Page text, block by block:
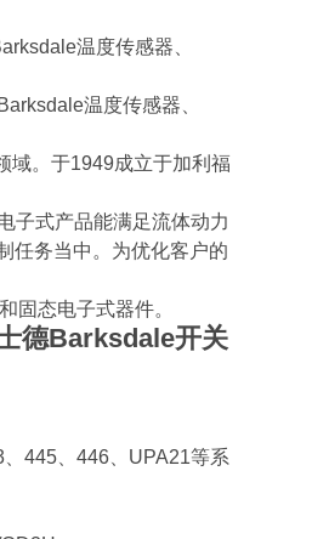
温度传感器、
温度传感器、
域。于1949成立于加利福
子式产品能满足流体动力
任务当中。为优化客户的
固态电子式器件。
德Barksdale开关
445、446、UPA21等系